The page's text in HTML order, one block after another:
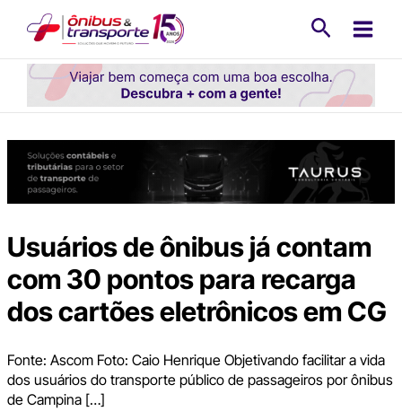
conteúdo
Usuários de ônibus já contam
com 30 pontos para recarga
dos cartões eletrônicos em CG
Fonte: Ascom Foto: Caio Henrique Objetivando facilitar a vida
dos usuários do transporte público de passageiros por ônibus
de Campina […]